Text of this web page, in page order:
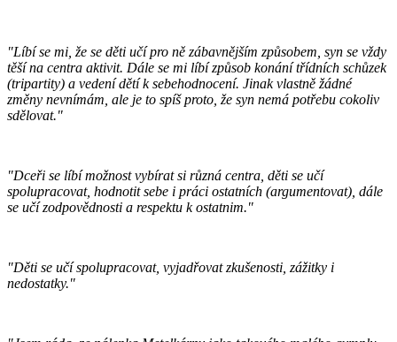
"Líbí se mi, že se děti učí pro ně zábavnějším způsobem, syn se vždy
těší na centra aktivit. Dále se mi líbí způsob konání třídních schůzek
(tripartity) a vedení dětí k sebehodnocení. Jinak vlastně žádné
změny nevnímám, ale je to spíš proto, že syn nemá potřebu cokoliv
sdělovat."
"Dceři se líbí možnost vybírat si různá centra, děti se učí
spolupracovat, hodnotit sebe i práci ostatních (argumentovat), dále
se učí zodpovědnosti a respektu k ostatnim."
"Děti se učí spolupracovat, vyjadřovat zkušenosti, zážitky i
nedostatky."